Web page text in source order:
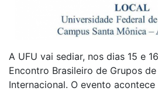
A UFU vai sediar, nos dias 15 e
Encontro Brasileiro de Grupos
Internacional. O evento